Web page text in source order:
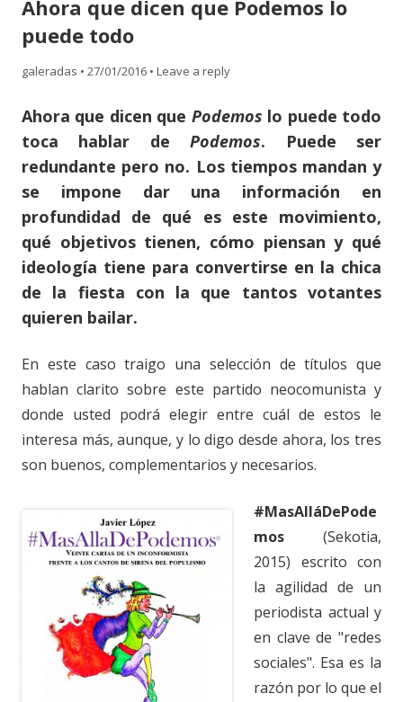
Ahora que dicen que Podemos lo
puede todo
galeradas • 27/01/2016 • Leave a reply
Ahora que dicen que Podemos lo puede todo
toca hablar dePodemos. Puede ser
redundante pero no. Los tiempos mandan y
se impone dar una información en
profundidad de qué es este movimiento,
qué objetivos tienen, cómo piensan y qué
ideología tiene para convertirse en la chica
de la fiesta con la que tantos votantes
quieren bailar.
En este caso traigo una selección de títulos que
hablan clarito sobre este partido neocomunista y
donde usted podrá elegir entre cuál de estos le
interesa más, aunque, y lo digo desde ahora, los tres
son buenos, complementarios y necesarios.
#MasAlláDePode
mos (Sekotia,
2015) escrito con
la agilidad de un
periodista actual y
en clave de "redes
sociales". Esa es la
razón por lo que el